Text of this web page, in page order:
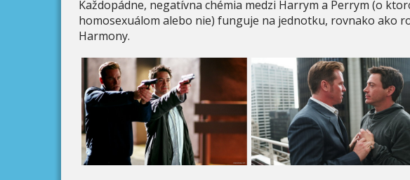
Každopádne, negatívna chémia medzi Harrym a Perrym (o
homosexuálom alebo nie) funguje na jednotku, rovnako ako
Harmony.